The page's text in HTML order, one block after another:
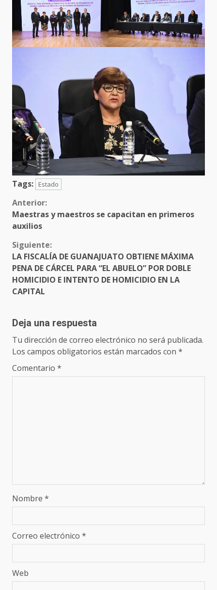
Tags: Estado
Sigue
leyendo
Anterior:
Maestras y maestros se capacitan en primeros
auxilios
Siguiente:
LA FISCALÍA DE GUANAJUATO OBTIENE MÁXIMA
PENA DE CÁRCEL PARA “EL ABUELO” POR DOBLE
HOMICIDIO E INTENTO DE HOMICIDIO EN LA
CAPITAL
Deja una respuesta
Tu dirección de correo electrónico no será publicada.
Los campos obligatorios están marcados con *
Comentario *
Nombre *
Correo electrónico *
Web